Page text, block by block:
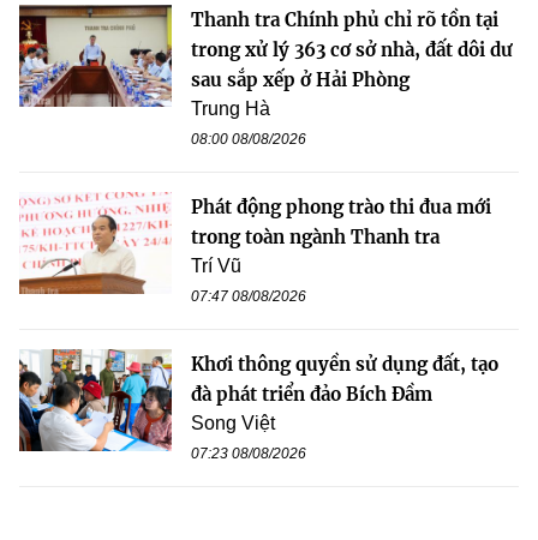
Thanh tra Chính phủ chỉ rõ tồn tại
trong xử lý 363 cơ sở nhà, đất dôi dư
sau sắp xếp ở Hải Phòng
Trung Hà
08:00 08/08/2026
Phát động phong trào thi đua mới
trong toàn ngành Thanh tra
Trí Vũ
07:47 08/08/2026
Khơi thông quyền sử dụng đất, tạo
đà phát triển đảo Bích Đầm
Song Việt
07:23 08/08/2026